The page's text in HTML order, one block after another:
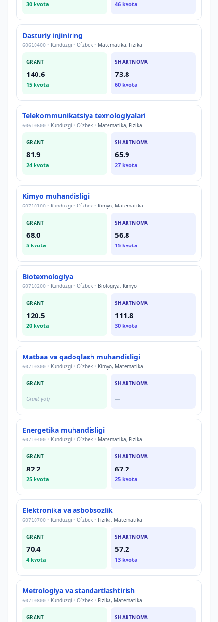
30 kvota 46 kvota
Dasturiy injiniring
60610400 • Kunduzgi • O`zbek • Matematika, Fizika
GRANT
140.6
15 kvota
SHARTNOMA
73.8
60 kvota
Telekommunikatsiya texnologiyalari
60610600 • Kunduzgi • O`zbek • Matematika, Fizika
GRANT
81.9
24kvota
SHARTNOMA
65.9
27 kvota
Kimyo muhandisligi
60710100 • Kunduzgi • O`zbek • Kimyo, Matematika
GRANT
68.0
5 kvota
SHARTNOMA
56.8
15 kvota
Biotexnologiya
60710200 • Kunduzgi • O`zbek • Biologiya, Kimyo
GRANT
120.5
20 kvota
SHARTNOMA
111.8
30 kvota
Matbaa va qadoqlash muhandisligi
60710300 • Kunduzgi • O`zbek • Kimyo, Matematika
GRANT
Grant yo'q
SHARTNOMA
—
Energetika muhandisligi
60710400 • Kunduzgi • O`zbek • Matematika, Fizika
GRANT
82.2
25 kvota
SHARTNOMA
67.2
25 kvota
Elektronika va asbobsozlik
60710700 • Kunduzgi • O`zbek • Fizika, Matematika
GRANT
70.4
4kvota
SHARTNOMA
57.2
13 kvota
Metrologiya va standartlashtirish
60710800 • Kunduzgi • O`zbek • Fizika, Matematika
GRANT SHARTNOMA